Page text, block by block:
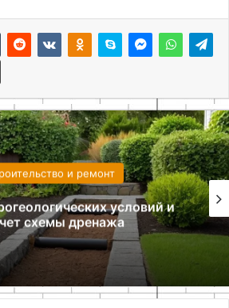
и ремонт
условий и
схемы дренажа